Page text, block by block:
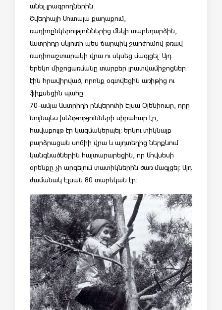
անել լրագրողներին:
Շվեդիայի Մուտալա քաղաքում,
ռադիոընկերություններից մեկի տարեդարձին,
Աստրիդը սկյուռի պես ճարպիկ շարժումով թռավ
ռադիոաշտարակի վրա ու սկսեց մագլցել: Այդ
երեկո միջոցառմանը տարբեր լրատվամիջոցներ
էին հրավիրված, որոնք օգտվեցին առիթից ու
ֆիքսեցին պահը:
70-ամյա Աստրիդի ընկերուհի Էլսա Օլենիուսը, որը
նույնպես խենթությունների սիրահար էր,
հավաքույթ էր կազմակերպել: Երկու տիկնայք
բարձրացան սոճիի վրա և այդտեղից ներքևում
կանգնածներին հայտարարեցին, որ Մովսեսի
օրենքը չի արգելում տատիկներին ծառ մագլցել: Այդ
ժամանակ Էլսան 80 տարեկան էր: